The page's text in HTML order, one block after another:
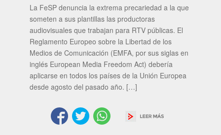
La FeSP denuncia la extrema precariedad a la que
someten a sus plantillas las productoras
audiovisuales que trabajan para RTV públicas. El
Reglamento Europeo sobre la Libertad de los
Medios de Comunicación (EMFA, por sus siglas en
inglés European Media Freedom Act) debería
aplicarse en todos los países de la Unión Europea
desde agosto del pasado año. […]